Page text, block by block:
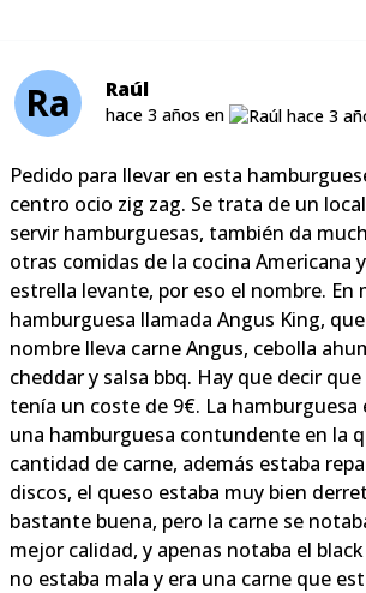
Ra Raúl
hace 3 años en
Pedido para llevar en esta
centro ocio zig zag. Se trata de un
servir hamburguesas, también da
otras comidas de la cocina Americana
estrella levante, por eso el nombre. En
hamburguesa llamada Angus King,
nombre lleva carne Angus, cebolla
cheddar y salsa bbq. Hay que decir
tenía un coste de 9€. La hamburguesa
una hamburguesa contundente en la
cantidad de carne, además estaba
discos, el queso estaba muy bien
bastante buena, pero la carne se
mejor calidad, y apenas notaba el
no estaba mala y era una carne que